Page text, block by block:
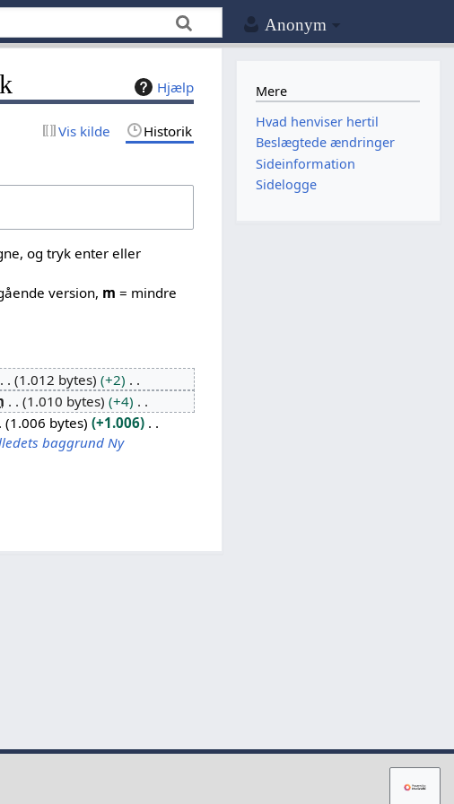
Anonym
Hjælp
Vis kilde Historik
og tryk enter eller
version, m = mindre
1.012 bytes
+2
1.010 bytes
+4
1.006 bytes
+1.006
baggrund Ny
Mere
Hvad henviser hertil
Beslægtede ændringer
Sideinformation
Sidelogge